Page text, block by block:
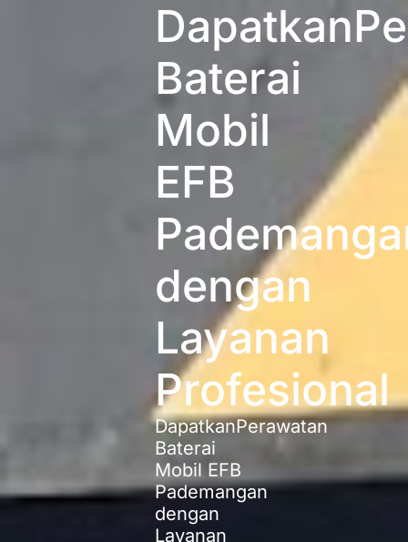
Baterai
Mobil
EFB
dengan
Layanan
Profesional
DapatkanPerawatan
Baterai
Mobil EFB
Pademangan
dengan
Layanan